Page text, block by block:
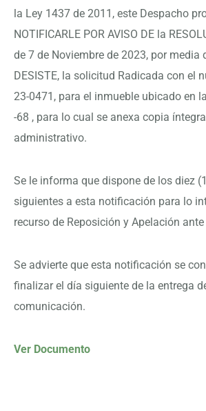
la Ley 1437 de 2011, este Despacho
NOTIFICARLE POR AVISO DE la
de 7 de Noviembre de 2023, por media
DESISTE, la solicitud Radicada con el
23-0471, para el inmueble ubicado en
-68 , para lo cual se anexa copia
administrativo.
Se le informa que dispone de los diez
siguientes a esta notificación para lo
recurso de Reposición y Apelación
Se advierte que esta notificación se
finalizar el día siguiente de la entrega
comunicación.
Ver Documento